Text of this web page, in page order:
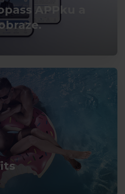
APPku a